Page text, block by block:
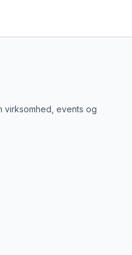
virksomhed, events og